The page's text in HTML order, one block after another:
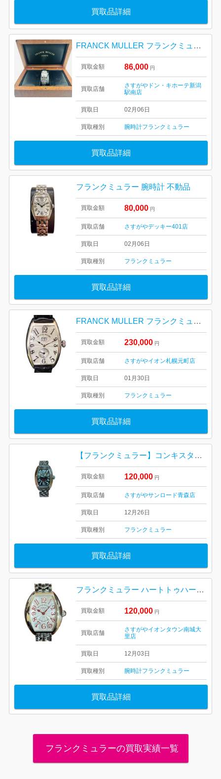
買取品詳細
FRANCK MULLER フランクミュラー 腕時計 不動品 箱あり
買取金額 86,000 円
買取店舗
さすがやドン・キホーテ新潟
駅南店
買取日 02月06日
買取種別 腕時計フランクミュラー
買取品詳細
フランクミュラー 腕時計 不動品
買取金額 80,000 円
買取店舗 さすがやデッキー401店
買取日 02月06日
買取種別 フランクミュラー
買取品詳細
FRANCK MULLER フランクミュラー トノウ カーベックス グランギシェ 札幌市 東区 元町
買取金額 230,000 円
買取店舗 さすがやイオン札幌元町店
買取日 01月30日
買取種別 フランクミュラー
買取品詳細
【フランクミュラー】コンキスタドール・8005LQZ・ブランド時計
買取金額 120,000 円
買取店舗 さすがやサンロード青森店
買取日 12月26日
買取種別 フランクミュラー
買取品詳細
フランクミュラー ハートトゥハート 5002 S QZ
買取金額 120,000 円
買取店舗
さすがやイオンタウン南城大
里店
買取日 12月03日
買取種別 腕時計フランクミュラー
買取品詳細
フランクミュラーの買取実績一覧